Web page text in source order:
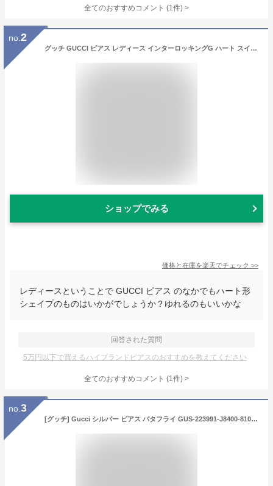
全てのおすすめコメント (1件) >
no. 2
グッチ GUCCI ピアス レディース インターロッキングG ハート スイング シルバー 246488 J8400 8106 | コンビニ受取 ブランド【最大4000円クーポン 4/20 23:59迄】
ショップでみる
価格と在庫を楽天でチェック >>
レディースということで GUCCI ピアス のなかでもハート形
シェイプのものはいかがでしょうか？ゆれるのもいいかな
回答された質問
5万円以下で買えるハイブランドピアスのおすすめを教えてください
全てのおすすめコメント (1件) >
no. 3
[グッチ] Gucci シルバー ピアス バタフライ GUS-223991-J8400-8106 [並行輸入品]